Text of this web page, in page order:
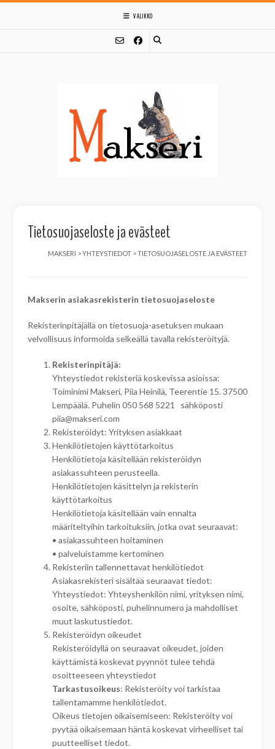
Skip
VALIKKO
Tietosuojaseloste ja evästeet
MAKSERI >YHTEYSTIEDOT >TIETOSUOJASELOSTE JA EVÄSTEET
Makserin asiakasrekisterin tietosuojaseloste
Rekisterinpitäjällä on tietosuoja-asetuksen mukaan
velvollisuus informoida selkeällä tavalla rekisteröityjä.
Rekisterinpitäjä:
Yhteystiedot rekisteriä koskevissa asioissa:
Toiminimi Makseri, Piia Heinilä, Teerentie 15. 37500
Lempäälä. Puhelin 050 568 5221 sähköposti
piia@makseri.com
Rekisteröidyt: Yrityksen asiakkaat
Henkilötietojen käyttötarkoitus
Henkilötietoja käsitellään rekisteröidyn
asiakassuhteen perusteella.
Henkilötietojen käsittelyn ja rekisterin
käyttötarkoitus
Henkilötietoja käsitellään vain ennalta
määriteltyihin tarkoituksiin, jotka ovat seuraavat:
• asiakassuhteen hoitaminen
• palveluistamme kertominen
Rekisteriin tallennettavat henkilötiedot
Asiakasrekisteri sisältää seuraavat tiedot:
Yhteystiedot: Yhteyshenkilön nimi, yrityksen nimi,
osoite, sähköposti, puhelinnumero ja mahdolliset
muut laskutustiedot.
Rekisteröidyn oikeudet
Rekisteröidyllä on seuraavat oikeudet, joiden
käyttämistä koskevat pyynnöt tulee tehdä
osoitteeseen yhteystiedot
Tarkastusoikeus: Rekisteröity voi tarkistaa
tallentamamme henkilötiedot.
Oikeus tietojen oikaisemiseen: Rekisteröity voi
pyytää oikaisemaan häntä koskevat virheelliset tai
puutteelliset tiedot.